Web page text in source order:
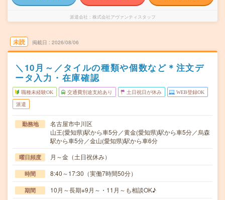
派遣会社 株式会社アヴァンティスタッフ
未読 掲載日 2026/08/06
＼10月～／タイルの種類や個数など＊注文デ
ータ入力・在庫確認
職種未経験OK 交通費別途支給あり 土日祝日が休み WEB登録OK
派遣
勤務地
名古屋市中川区
山王(愛知県)駅から車5分／黄金(愛知県)駅から車5分／烏森
駅から車5分／金山(愛知県)駅から車6分
曜日頻度 月～金（土日祝休み）
時間 8:40～17:30（実働7時間50分）
期間 10月～長期※9月～・11月～も相談OK♪